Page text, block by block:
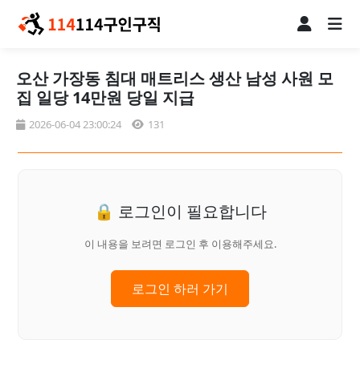
오산 가장동 침대 매트리스 생산 남성 사원 모
집 일당 14만원 당일 지급
2026-06-04 23:00:24 131
🔒 로그인이 필요합니다
이 내용을 보려면 로그인 후 이용해주세요.
로그인 하러 가기